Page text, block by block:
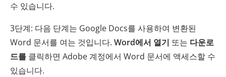
수 있습니다.
3단계: 다음 단계는 Google Docs를 사용하여 변환된
Word 문서를 여는 것입니다. Word에서 열기 또는 다운로
드를 클릭하면 Adobe 계정에서 Word 문서에 액세스할 수
있습니다.